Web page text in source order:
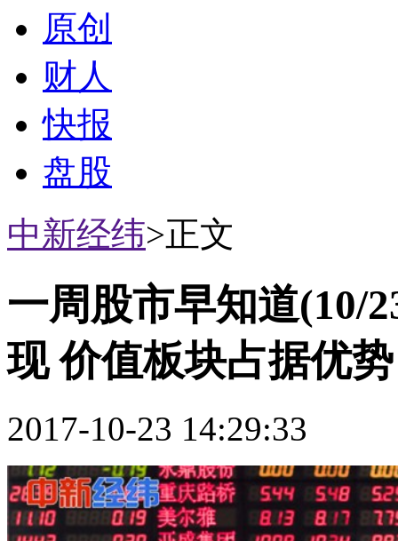
原创
财人
快报
盘股
中新经纬>正文
一周股市早知道(10/
现 价值板块占据优
2017-10-23 14:29:33